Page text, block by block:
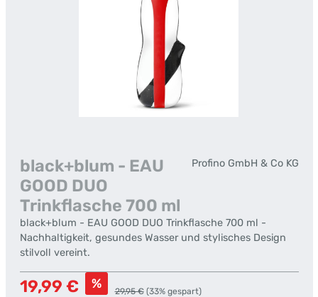
Profino GmbH & Co KG
black+blum - EAU
GOOD DUO
Trinkflasche 700 ml
black+blum - EAU GOOD DUO Trinkflasche 700 ml -
Nachhaltigkeit, gesundes Wasser und stylisches Design
stilvoll vereint.
Verkaufspreis:
19,99 € % Regulärer Preis:
29,95 € (33% gespart)